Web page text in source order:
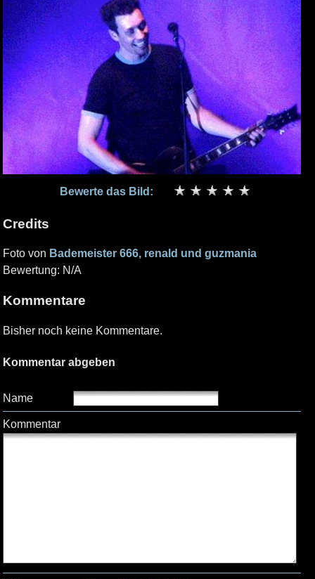
Bewerte das Bild:
Credits
Foto von Bademeister 666, renald und guzmania
Bewertung: N/A
Kommentare
Bisher noch keine Kommentare.
Kommentar abgeben
Name
Kommentar